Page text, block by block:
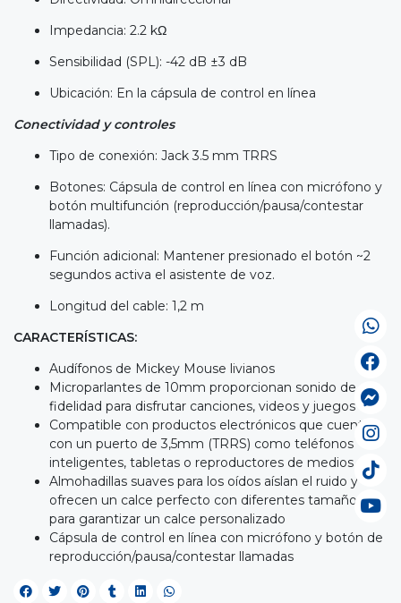
Impedancia: 2.2 kΩ
Sensibilidad (SPL): -42 dB ±3 dB
Ubicación: En la cápsula de control en línea
Conectividad y controles
Tipo de conexión: Jack 3.5 mm TRRS
Botones: Cápsula de control en línea con micrófono y
botón multifunción (reproducción/pausa/contestar
llamadas).
Función adicional: Mantener presionado el botón ~2
segundos activa el asistente de voz.
Longitud del cable: 1,2 m
CARACTERÍSTICAS:
Audífonos de Mickey Mouse livianos
Microparlantes de 10mm proporcionan sonido de alta
fidelidad para disfrutar canciones, videos y juegos
Compatible con productos electrónicos que cuentan
con un puerto de 3,5mm (TRRS) como teléfonos
inteligentes, tabletas o reproductores de medios
Almohadillas suaves para los oídos aíslan el ruido y
ofrecen un calce perfecto con diferentes tamaños
para garantizar un calce personalizado
Cápsula de control en línea con micrófono y botón de
reproducción/pausa/contestar llamadas